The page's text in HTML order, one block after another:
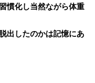
慣化し当然ながら体重
出したのかは記憶にあ